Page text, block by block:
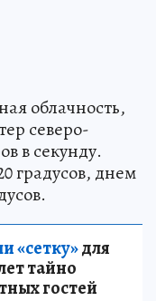
облачность,
северо-
в секунду.
градусов, днем
«сетку»для
тайно
гостей